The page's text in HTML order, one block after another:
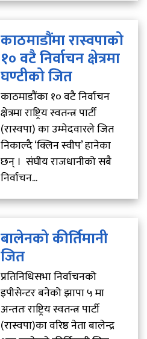
काठमाडौंमा रास्वपाको
१० वटै निर्वाचन क्षेत्रमा
घण्टीको जित
काठमाडौंका १० वटै निर्वाचन
क्षेत्रमा राष्ट्रिय स्वतन्त्र पार्टी
(रास्वपा) का उम्मेदवारले जित
निकाल्दै ‘क्लिन स्वीप’ हानेका
छन् । संघीय राजधानीको सबै
निर्वाचन...
बालेनको कीर्तिमानी
जित
प्रतिनिधिसभा निर्वाचनको
इपीसेन्टर बनेको झापा ५ मा
अन्ततः राष्ट्रिय स्वतन्त्र पार्टी
(रास्वपा)का वरिष्ठ नेता बालेन्द्र